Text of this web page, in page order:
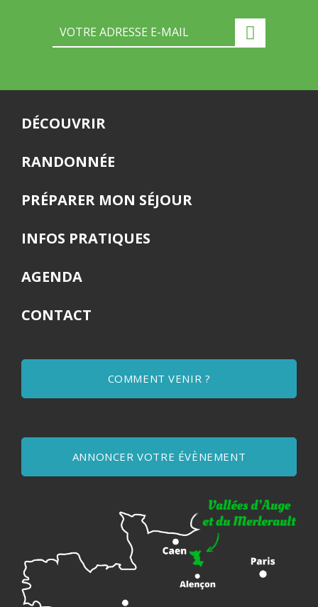
DÉCOUVRIR
RANDONNÉE
PRÉPARER MON SÉJOUR
INFOS PRATIQUES
AGENDA
CONTACT
COMMENT VENIR ?
ANNONCER VOTRE ÉVÈNEMENT